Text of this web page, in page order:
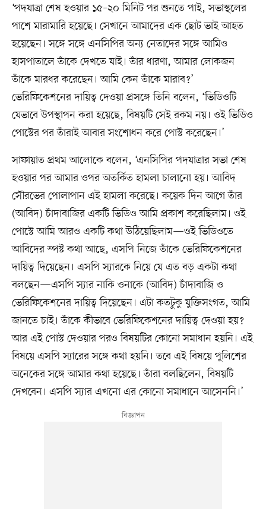
‘পদযাত্রা শেষ হওয়ার ১৫–২০ মিনিট পর শুনতে পাই, সভাস্থলের
পাশে মারামারি হয়েছে। সেখানে আমাদের এক ছোট ভাই আহত
হয়েছেন। সঙ্গে সঙ্গে এনসিপির অন্য নেতাদের সঙ্গে আমিও
হাসপাতালে তাঁকে দেখতে যাই। তাঁর ধারণা, আমার লোকজন
তাঁকে মারধর করেছেন। আমি কেন তাঁকে মারাব?’
ভেরিফিকেশনের দায়িত্ব দেওয়া প্রসঙ্গে তিনি বলেন, ‘ভিডিওটি
যেভাবে উপস্থাপন করা হয়েছে, বিষয়টি সেই রকম নয়। ওই ভিডিও
পোস্টের পর তাঁরাই আবার সংশোধন করে পোস্ট করেছেন।’
সাফায়াত প্রথম আলোকে বলেন, ‘এনসিপির পদযাত্রার সভা শেষ
হওয়ার পর আমার ওপর অতর্কিত হামলা চালানো হয়। আবিদ
সৌরভের পোলাপান এই হামলা করেছে। কয়েক দিন আগে তাঁর
(আবিদ) চাঁদাবাজির একটি ভিডিও আমি প্রকাশ করেছিলাম। ওই
পোস্টে আমি আরও একটি কথা উঠিয়েছিলাম—ওই ভিডিওতে
আবিদের স্পষ্ট কথা আছে, এসপি নিজে তাঁকে ভেরিফিকেশনের
দায়িত্ব দিয়েছেন। এসপি স্যারকে নিয়ে যে এত বড় একটা কথা
বলছেন—এসপি স্যার নাকি ওনাকে (আবিদ) চাঁদাবাজি ও
ভেরিফিকেশনের দায়িত্ব দিয়েছেন। এটা কতটুকু যুক্তিসংগত, আমি
জানতে চাই। তাঁকে কীভাবে ভেরিফিকেশনের দায়িত্ব দেওয়া হয়?
আর এই পোস্ট দেওয়ার পরও বিষয়টির কোনো সমাধান হয়নি। এই
বিষয়ে এসপি স্যারের সঙ্গে কথা হয়নি। তবে এই বিষয়ে পুলিশের
অনেকের সঙ্গে আমার কথা হয়েছে। তাঁরা বলছিলেন, বিষয়টি
দেখবেন। এসপি স্যার এখনো এর কোনো সমাধানে আসেননি।’